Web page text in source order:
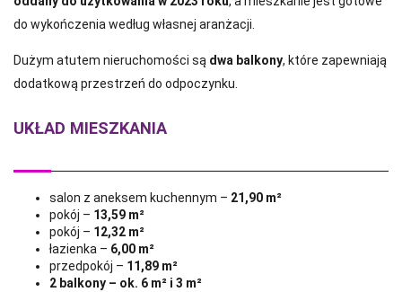
do wykończenia według własnej aranżacji.
Dużym atutem nieruchomości są dwa balkony, które zapewniają
dodatkową przestrzeń do odpoczynku.
UKŁAD MIESZKANIA
salon z aneksem kuchennym – 21,90 m²
pokój – 13,59 m²
pokój – 12,32 m²
łazienka – 6,00 m²
przedpokój – 11,89 m²
2 balkony – ok. 6 m² i 3 m²